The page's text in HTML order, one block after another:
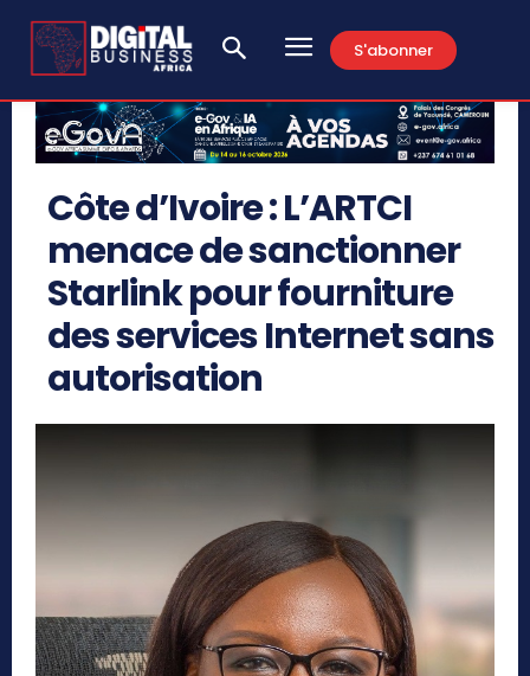
S'abonner
Côte d’Ivoire : L’ARTCI
menace de sanctionner
Starlink pour fourniture
des services Internet sans
autorisation